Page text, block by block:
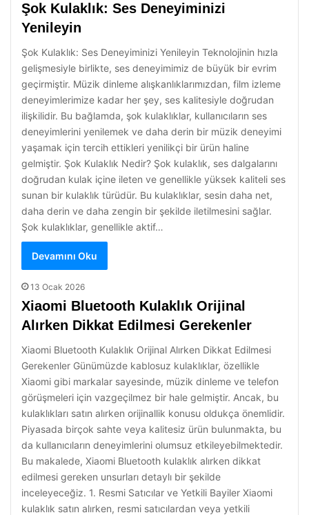
Şok Kulaklık: Ses Deneyiminizi
Yenileyin
Şok Kulaklık: Ses Deneyiminizi Yenileyin Teknolojinin hızla
gelişmesiyle birlikte, ses deneyimimiz de büyük bir evrim
geçirmiştir. Müzik dinleme alışkanlıklarımızdan, film izleme
deneyimlerimize kadar her şey, ses kalitesiyle doğrudan
ilişkilidir. Bu bağlamda, şok kulaklıklar, kullanıcıların ses
deneyimlerini yenilemek ve daha derin bir müzik deneyimi
yaşamak için tercih ettikleri yenilikçi bir ürün haline
gelmiştir. Şok Kulaklık Nedir? Şok kulaklık, ses dalgalarını
doğrudan kulak içine ileten ve genellikle yüksek kaliteli ses
sunan bir kulaklık türüdür. Bu kulaklıklar, sesin daha net,
daha derin ve daha zengin bir şekilde iletilmesini sağlar.
Şok kulaklıklar, genellikle aktif…
Devamını Oku
13 Ocak 2026
Xiaomi Bluetooth Kulaklık Orijinal
Alırken Dikkat Edilmesi Gerekenler
Xiaomi Bluetooth Kulaklık Orijinal Alırken Dikkat Edilmesi
Gerekenler Günümüzde kablosuz kulaklıklar, özellikle
Xiaomi gibi markalar sayesinde, müzik dinleme ve telefon
görüşmeleri için vazgeçilmez bir hale gelmiştir. Ancak, bu
kulaklıkları satın alırken orijinallik konusu oldukça önemlidir.
Piyasada birçok sahte veya kalitesiz ürün bulunmakta, bu
da kullanıcıların deneyimlerini olumsuz etkileyebilmektedir.
Bu makalede, Xiaomi Bluetooth kulaklık alırken dikkat
edilmesi gereken unsurları detaylı bir şekilde
inceleyeceğiz. 1. Resmi Satıcılar ve Yetkili Bayiler Xiaomi
kulaklık satın alırken, resmi satıcılardan veya yetkili